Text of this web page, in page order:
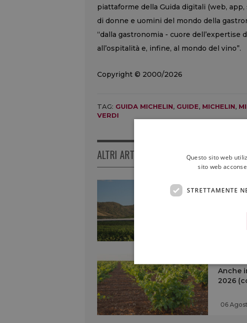
piattaforme della Guida digitali (web,
di donne e uomini del mondo della
“dalla gastronomia - cuore
all’ospitalità e, infine, al mondo del vino”.
Copyright © 2000/2026
TAG: GUIDA MICHELIN, GUIDE, MICHELIN,
VERDI
ALTRI ARTICOLI
“The
06
Anche
2026
06
Questo sito web
sito web
STRETTAMENTE